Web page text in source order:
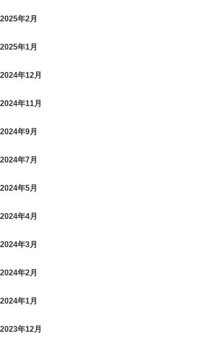
2025年2月
2025年1月
2024年12月
2024年11月
2024年9月
2024年7月
2024年5月
2024年4月
2024年3月
2024年2月
2024年1月
2023年12月